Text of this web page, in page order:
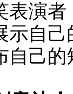
表演
示自己
自己